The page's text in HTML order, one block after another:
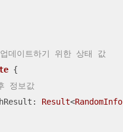
데이트하기 위한 상태 값
{
정보값
Result<RandomInfo